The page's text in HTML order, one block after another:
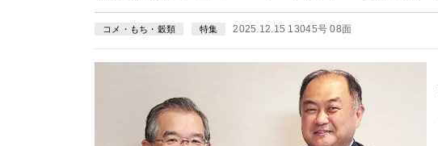
コメ・もち・穀類 特集 2025.12.15 13045号 08面